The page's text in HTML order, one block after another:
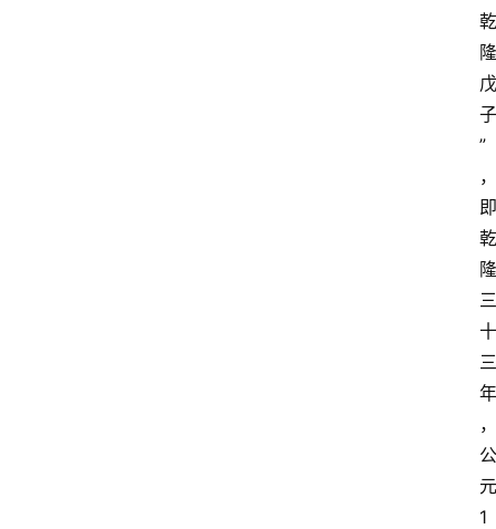
乾
隆
戊
子
”
，
即
乾
隆
三
十
三
年
，
公
元
1